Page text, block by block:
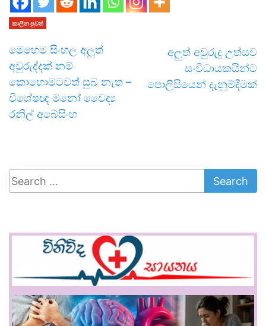
කාලීන පුවත්
මෙහෙම සිංහල අලුත්
අවුරුද්දක් නම්
කොහොමටවත් සුබ නැත –
විශේෂඥ මනෝ වෛද්‍ය
රනිල් අබේසිංහ
අලුත් අවුරුදු උත්සව
සංවිධායකයින්ට
පොලිසියෙන් දැනුම්දීමක්